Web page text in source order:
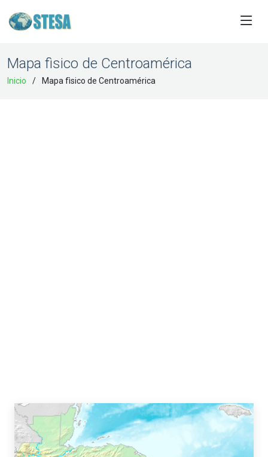
Mapa fìsico de Centroamérica
Inicio Mapa fìsico de Centroamérica